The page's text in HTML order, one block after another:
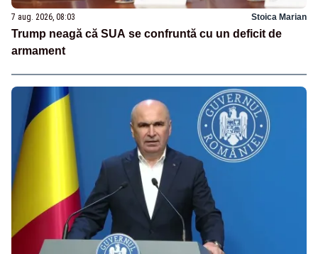
7 aug. 2026, 08:03 Stoica Marian
Trump neagă că SUA se confruntă cu un deficit de
armament